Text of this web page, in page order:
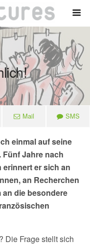
Mail SMS
einmal auf seine
Fünf Jahre nach
er sich an
an Recherchen
die besondere
Die Frage stellt sich